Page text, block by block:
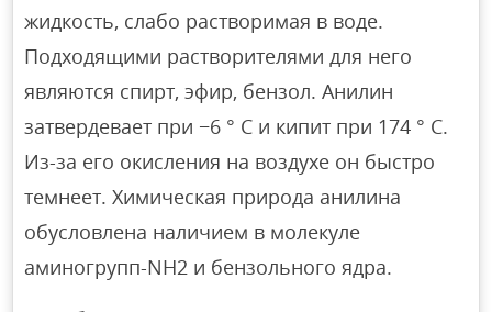
жидкость, слабо растворимая в воде.
Подходящими растворителями для него
являются спирт, эфир, бензол. Анилин
затвердевает при −6 ° C и кипит при 174 ° C.
Из-за его окисления на воздухе он быстро
темнеет. Химическая природа анилина
обусловлена наличием в молекуле
аминогрупп-NH2 и бензольного ядра.